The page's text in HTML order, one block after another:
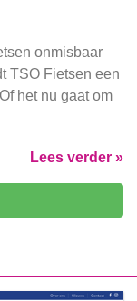
onmisbaar
TSO Fietsen een
het nu gaat om
Lees verder »